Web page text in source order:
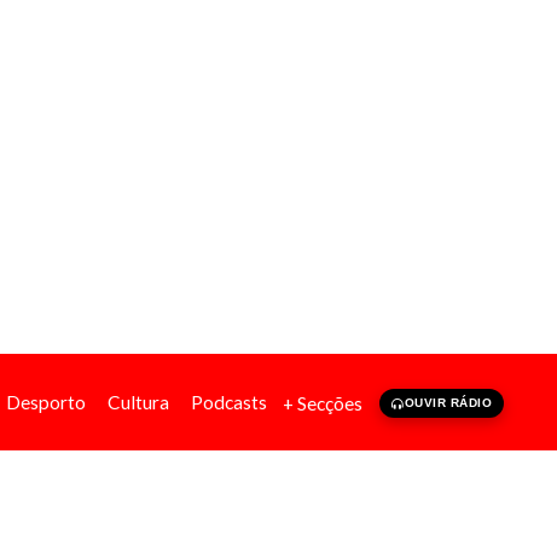
Desporto Cultura Podcasts + Secções OUVIR RÁDIO